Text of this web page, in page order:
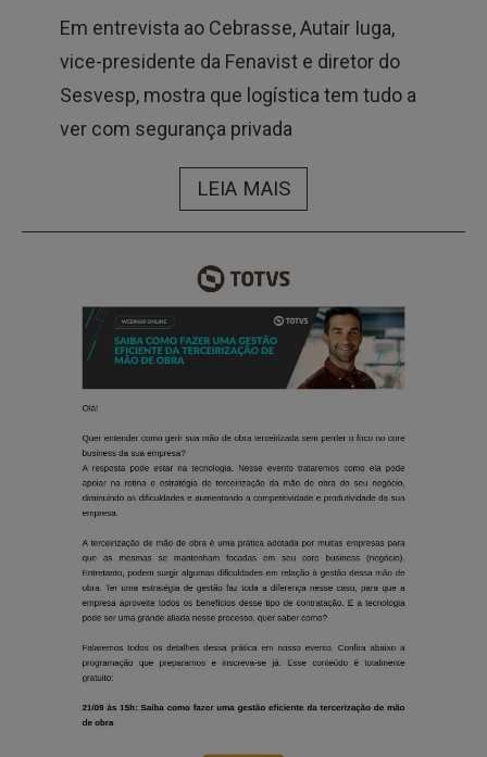
Em entrevista ao Cebrasse, Autair Iuga,
vice-presidente da Fenavist e diretor do
Sesvesp, mostra que logística tem tudo a
ver com segurança privada
LEIA MAIS